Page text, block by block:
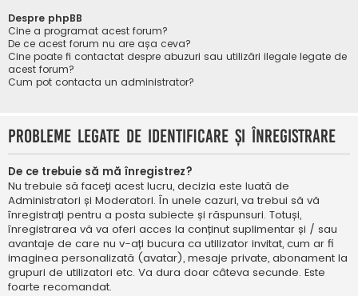
Despre phpBB
Cine a programat acest forum?
De ce acest forum nu are așa ceva?
Cine poate fi contactat despre abuzuri sau utilizări ilegale legate de
acest forum?
Cum pot contacta un administrator?
Probleme legate de identificare și înregistrare
De ce trebuie să mă înregistrez?
Nu trebuie să faceți acest lucru, decizia este luată de
Administratori și Moderatori. În unele cazuri, va trebui să vă
înregistrați pentru a posta subiecte și răspunsuri. Totuși,
înregistrarea vă va oferi acces la conținut suplimentar și / sau
avantaje de care nu v-ați bucura ca utilizator invitat, cum ar fi
imaginea personalizată (avatar), mesaje private, abonament la
grupuri de utilizatori etc. Va dura doar câteva secunde. Este
foarte recomandat.